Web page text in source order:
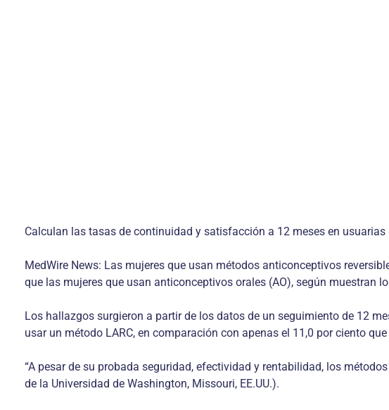
Calculan las tasas de continuidad y satisfacción a 12 meses en
MedWire News: Las mujeres que usan métodos anticonceptivos
que las mujeres que usan anticonceptivos orales (AO), según muestran
Los hallazgos surgieron a partir de los datos de un seguimiento de 12
usar un método LARC, en comparación con apenas el 11,0 por ciento que
“A pesar de su probada seguridad, efectividad y rentabilidad, los
de la Universidad de Washington, Missouri, EE.UU.).